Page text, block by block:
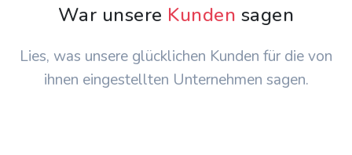
War unsere Kunden sagen
Lies, was unsere glücklichen Kunden für die von
ihnen eingestellten Unternehmen sagen.